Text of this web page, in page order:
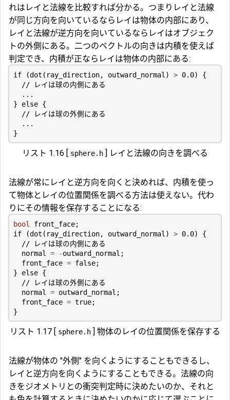
れはレイと法線を比較すれば分かる。つまりレイと法線
が同じ方向を向いているならレイは物体の内部にあり、
レイと法線が逆方向を向いているならレイはオブジェク
トの外側にある。二つのベクトルの向きは内積を使えば
判定でき、内積が正ならレイは物体の内部にある:
if (dot ( ray_direction, outward_normal ) > 0.0)
{
...
}
else {
...
}
リスト 1.16 [ sphere.h ] レイと法線の向きを調べる
法線が常にレイと逆方向を向くと決めれば、内積を使っ
て物体とレイの位置関係を調べる方法は使えない。代わ
りにその情報を保存することになる:
bool front_face;
if
(dot ( ray_direction, outward_normal ) > 0.0)
{
normal
= -outward_normal ;
front_face = false;
}
else {
normal
= outward_normal ;
front_face = true;
}
リスト 1.17 [ sphere.h ] 物体のレイの位置関係を保存する
法線が物体の "外側" を向くようにすることもできるし、
レイと逆方向を向くようにすることもできる。法線の向
きをジオメトリとの衝突判定時に決めたいのか、それと